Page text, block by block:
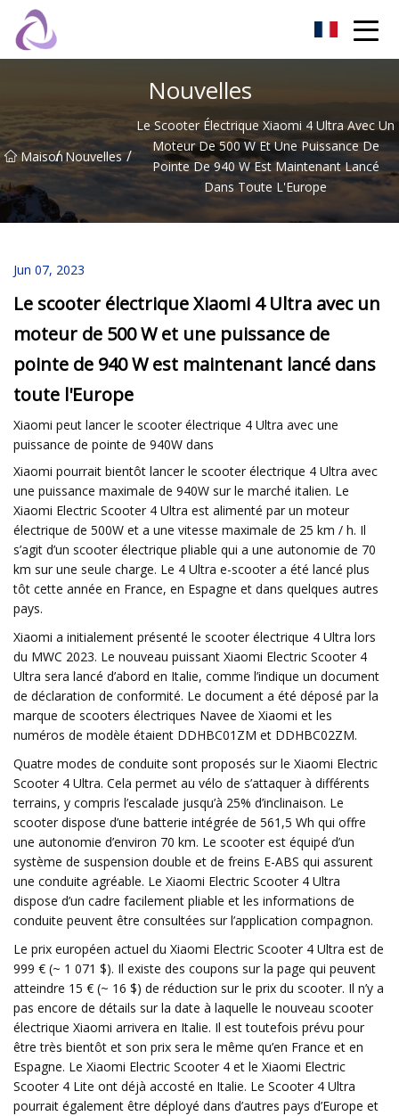
Nouvelles
Maison
/ Nouvelles /
Le Scooter Électrique Xiaomi 4 Ultra Avec Un
Moteur De 500 W Et Une Puissance De
Pointe De 940 W Est Maintenant Lancé
Dans Toute L'Europe
Jun 07, 2023
Le scooter électrique Xiaomi 4 Ultra avec un
moteur de 500 W et une puissance de
pointe de 940 W est maintenant lancé dans
toute l'Europe
Xiaomi peut lancer le scooter électrique 4 Ultra avec une
puissance de pointe de 940W dans
Xiaomi pourrait bientôt lancer le scooter électrique 4 Ultra avec
une puissance maximale de 940W sur le marché italien. Le
Xiaomi Electric Scooter 4 Ultra est alimenté par un moteur
électrique de 500W et a une vitesse maximale de 25 km / h. Il
s’agit d’un scooter électrique pliable qui a une autonomie de 70
km sur une seule charge. Le 4 Ultra e-scooter a été lancé plus
tôt cette année en France, en Espagne et dans quelques autres
pays.
Xiaomi a initialement présenté le scooter électrique 4 Ultra lors
du MWC 2023. Le nouveau puissant Xiaomi Electric Scooter 4
Ultra sera lancé d’abord en Italie, comme l’indique un document
de déclaration de conformité. Le document a été déposé par la
marque de scooters électriques Navee de Xiaomi et les
numéros de modèle étaient DDHBC01ZM et DDHBC02ZM.
Quatre modes de conduite sont proposés sur le Xiaomi Electric
Scooter 4 Ultra. Cela permet au vélo de s’attaquer à différents
terrains, y compris l’escalade jusqu’à 25% d’inclinaison. Le
scooter dispose d’une batterie intégrée de 561,5 Wh qui offre
une autonomie d’environ 70 km. Le scooter est équipé d’un
système de suspension double et de freins E-ABS qui assurent
une conduite agréable. Le Xiaomi Electric Scooter 4 Ultra
dispose d’un cadre facilement pliable et les informations de
conduite peuvent être consultées sur l’application compagnon.
Le prix européen actuel du Xiaomi Electric Scooter 4 Ultra est de
999 € (~ 1 071 $). Il existe des coupons sur la page qui peuvent
atteindre 15 € (~ 16 $) de réduction sur le prix du scooter. Il n’y a
pas encore de détails sur la date à laquelle le nouveau scooter
électrique Xiaomi arrivera en Italie. Il est toutefois prévu pour
être très bientôt et son prix sera le même qu’en France et en
Espagne. Le Xiaomi Electric Scooter 4 et le Xiaomi Electric
Scooter 4 Lite ont déjà accosté en Italie. Le Scooter 4 Ultra
pourrait également être déployé dans d’autres pays d’Europe et